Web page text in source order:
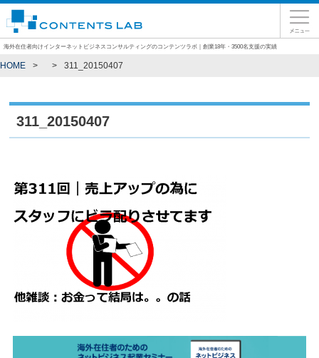
海外在住者向けインターネットビジネスコンサルティングのコンテンツラボ｜創業18年・3500名支援の実績
HOME 311_20150407
311_20150407